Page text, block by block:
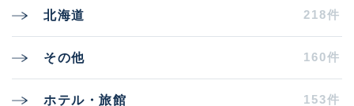
北海道 218件
その他 160件
ホテル・旅館 153件